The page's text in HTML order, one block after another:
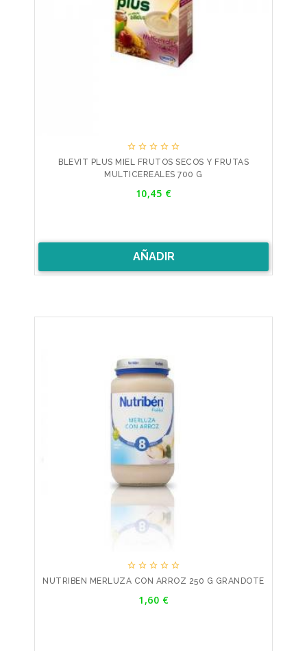
    
BLEVIT PLUS MIEL FRUTOS SECOS Y FRUTAS
MULTICEREALES 700 G
10,45 €
AÑADIR
    
NUTRIBEN MERLUZA CON ARROZ 250 G GRANDOTE
1,60 €